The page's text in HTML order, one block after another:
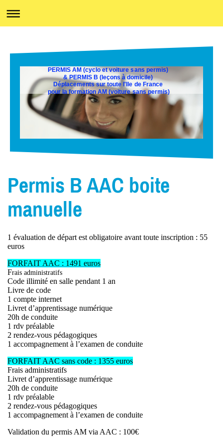
PERMIS AM (cyclo et voiture sans permis)
& PERMIS B (leçons à domicile)
Déplacements sur toute l'Ile de France
pour la formation AM (voiture sans permis)
Permis B AAC boite
manuelle
1 évaluation de départ est obligatoire avant toute inscription : 55
euros
FORFAIT AAC : 1491 euros
Frais administratifs
Code illimité en salle pendant 1 an
Livre de code
1 compte internet
Livret d’apprentissage numérique
20h de conduite
1 rdv préalable
2 rendez-vous pédagogiques
1 accompagnement à l’examen de conduite
FORFAIT AAC sans code : 1355 euros
Frais administratifs
Livret d’apprentissage numérique
20h de conduite
1 rdv préalable
2 rendez-vous pédagogiques
1 accompagnement à l’examen de conduite
Validation du permis AM via AAC : 100€